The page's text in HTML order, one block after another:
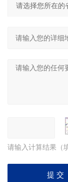
请输入计算结果（